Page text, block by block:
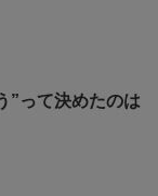
”って決めたのは